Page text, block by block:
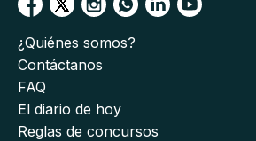
¿Quiénes somos?
Contáctanos
FAQ
El diario de hoy
Reglas de concursos